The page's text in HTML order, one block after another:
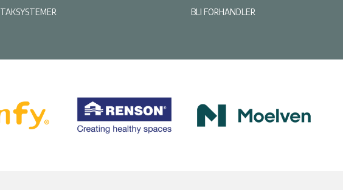
TAKSYSTEMER
BLI FORHANDLER